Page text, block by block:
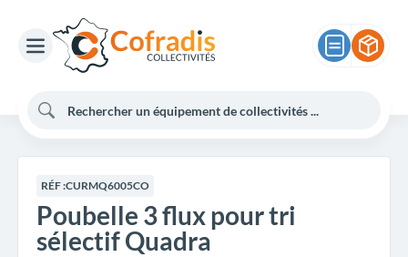
RÉF :CURMQ6005CO
Poubelle 3 flux pour tri
sélectif Quadra